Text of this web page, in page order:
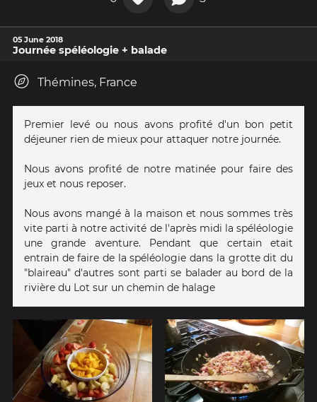
05 June 2018
Journée spéléologie + balade
Thémines, France
Premier levé ou nous avons profité d'un bon petit
déjeuner rien de mieux pour attaquer notre journée.
Nous avons profité de notre matinée pour faire des
jeux et nous reposer.
Nous avons mangé à la maison et nous sommes très
vite parti à notre activité de l'après midi la spéléologie
une grande aventure. Pendant que certain etait
entrain de faire de la spéléologie dans la grotte dit du
"blaireau" d'autres sont parti se balader au bord de la
rivière du Lot sur un chemin de halage